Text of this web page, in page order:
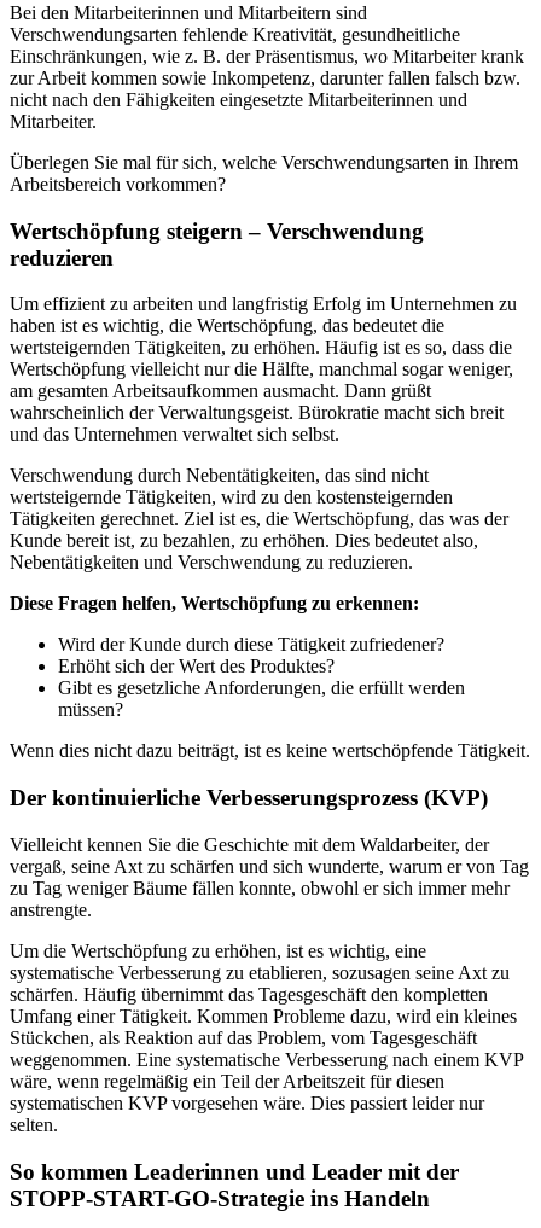
Bei den Mitarbeiterinnen und Mitarbeitern sind
Verschwendungsarten fehlende Kreativität, gesundheitliche
Einschränkungen, wie z. B. der Präsentismus, wo Mitarbeiter krank
zur Arbeit kommen sowie Inkompetenz, darunter fallen falsch bzw.
nicht nach den Fähigkeiten eingesetzte Mitarbeiterinnen und
Mitarbeiter.
Überlegen Sie mal für sich, welche Verschwendungsarten in Ihrem
Arbeitsbereich vorkommen?
Wertschöpfung steigern – Verschwendung
reduzieren
Um effizient zu arbeiten und langfristig Erfolg im Unternehmen zu
haben ist es wichtig, die Wertschöpfung, das bedeutet die
wertsteigernden Tätigkeiten, zu erhöhen. Häufig ist es so, dass die
Wertschöpfung vielleicht nur die Hälfte, manchmal sogar weniger,
am gesamten Arbeitsaufkommen ausmacht. Dann grüßt
wahrscheinlich der Verwaltungsgeist. Bürokratie macht sich breit
und das Unternehmen verwaltet sich selbst.
Verschwendung durch Nebentätigkeiten, das sind nicht
wertsteigernde Tätigkeiten, wird zu den kostensteigernden
Tätigkeiten gerechnet. Ziel ist es, die Wertschöpfung, das was der
Kunde bereit ist, zu bezahlen, zu erhöhen. Dies bedeutet also,
Nebentätigkeiten und Verschwendung zu reduzieren.
Diese Fragen helfen, Wertschöpfung zu erkennen:
Wird der Kunde durch diese Tätigkeit zufriedener?
Erhöht sich der Wert des Produktes?
Gibt es gesetzliche Anforderungen, die erfüllt werden
müssen?
Wenn dies nicht dazu beiträgt, ist es keine wertschöpfende Tätigkeit.
Der kontinuierliche Verbesserungsprozess (KVP)
Vielleicht kennen Sie die Geschichte mit dem Waldarbeiter, der
vergaß, seine Axt zu schärfen und sich wunderte, warum er von Tag
zu Tag weniger Bäume fällen konnte, obwohl er sich immer mehr
anstrengte.
Um die Wertschöpfung zu erhöhen, ist es wichtig, eine
systematische Verbesserung zu etablieren, sozusagen seine Axt zu
schärfen. Häufig übernimmt das Tagesgeschäft den kompletten
Umfang einer Tätigkeit. Kommen Probleme dazu, wird ein kleines
Stückchen, als Reaktion auf das Problem, vom Tagesgeschäft
weggenommen. Eine systematische Verbesserung nach einem KVP
wäre, wenn regelmäßig ein Teil der Arbeitszeit für diesen
systematischen KVP vorgesehen wäre. Dies passiert leider nur
selten.
So kommen Leaderinnen und Leader mit der
STOPP-START-GO-Strategie ins Handeln